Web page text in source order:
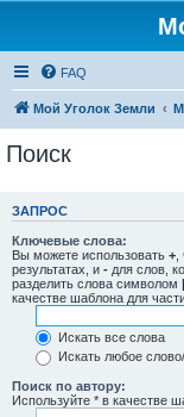
FAQ
Мой Уголок Земли
Поиск
ЗАПРОС
Ключевые слова:
Вы можете использовать +
результатах, и - для слов,
разделить слова символом |
качестве шаблона для
Искать все слова
Искать любое
Поиск по автору:
Используйте * в качестве